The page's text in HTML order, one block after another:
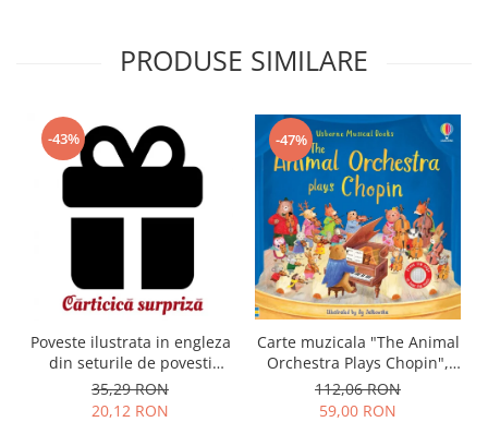
PRODUSE SIMILARE
-43%
Poveste ilustrata in engleza
din seturile de povesti
Usborne
35,29 RON
20,12 RON
-47%
Carte muzicala "The Animal
Orchestra Plays Chopin",
cartonata, Usborne
112,06 RON
59,00 RON